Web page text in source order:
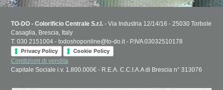
TO-DO - Colorificio Centrale S.r.l. - Via Industria 12/14/16 - 25030 Torbole
Casaglia, Brescia, Italy
T. 030 2151004 - todoshoponline@to-do.it - P.IVA 03032510178
Privacy Policy
Cookie Policy
Condizioni di vendita
Capitale Sociale i.v. 1.800.000€ - R.E.A. C.C.I.A.A di Brescia n° 313076